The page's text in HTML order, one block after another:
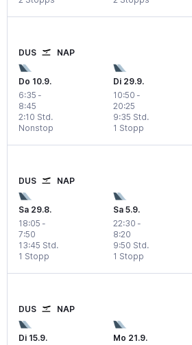
DUS NAP
Do 10.9.
6:35 -
8:45
Nonstop
2:10 Std.
Di 29.9.
10:50 -
20:25
1 Stopp
9:35 Std.
DUS NAP
Sa 29.8.
18:05 -
7:50
1 Stopp
13:45 Std.
Sa 5.9.
22:30 -
8:20
1 Stopp
9:50 Std.
DUS NAP
Di 15.9.
Mo 21.9.